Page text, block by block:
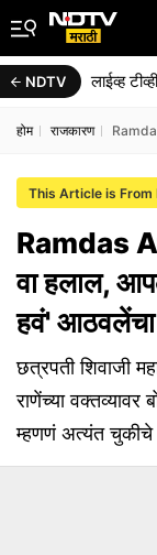
NDTV लाईव्ह टीव्ही
होम राजकारण
This Article is From
Ramdas
वा हलाल,
हवं' आठवलेंचा
छत्रपती शिवाजी
राणेंच्या वक्तव्यावर
म्हणणं अत्यंत चुकीचे